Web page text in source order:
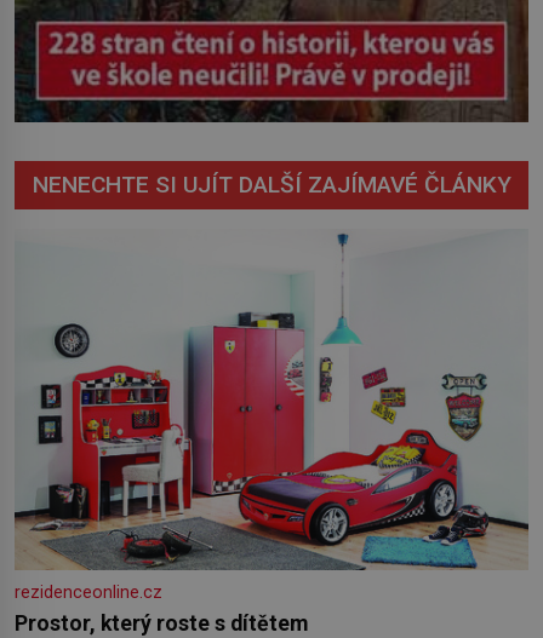
NENECHTE SI UJÍT DALŠÍ ZAJÍMAVÉ ČLÁNKY
rezidenceonline.cz
Prostor, který roste s dítětem